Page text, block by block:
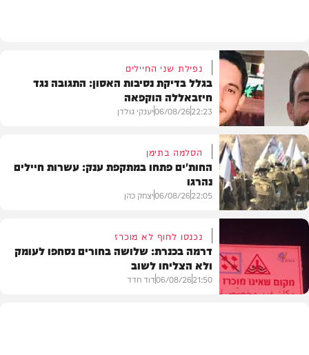
צבא וביטחון
נפילת שני החיילים
בגלל בדיקת נסיבות האסון: התגובה נגד
חיזבאללה הוקפאה
22:23
06/08/26יענקי גולדן
בעולם
הסלמה בתימן
החות'ים פתחו במתקפת ענק: עשרות חיילים
נהרגו
22:05
06/08/26יצחק כהן
נכנסו לחוף לא מוכרז
דרמה בכנרת: שלושה בחורים נסחפו לעומק
ולא הצליחו לשוב
21:50
06/08/26דוד חדד